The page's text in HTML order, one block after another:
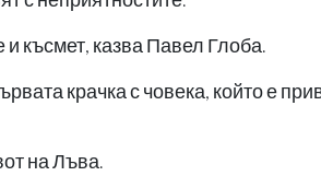
късмет, казва Павел Глоба.
крачка с човека, който е
на Лъва.